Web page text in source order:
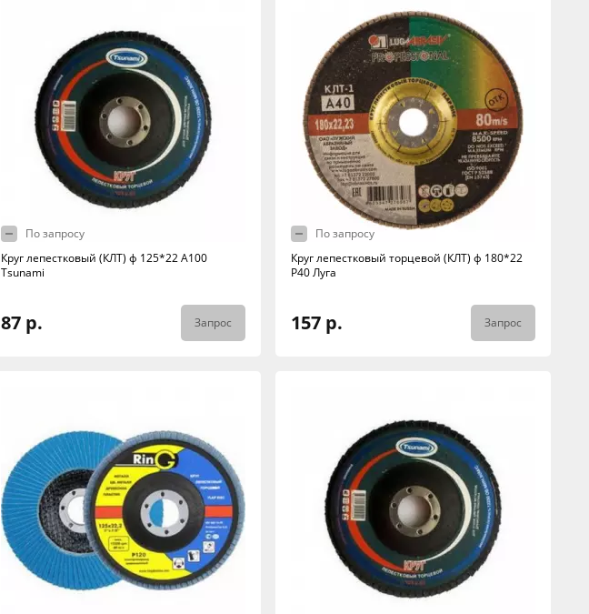
По запросу
Круг лепестковый (КЛТ) ф 125*22 А100
Tsunami
87 р. Запрос
По запросу
Круг лепестковый торцевой (КЛТ) ф 180*22
Р40 Луга
157 р. Запрос